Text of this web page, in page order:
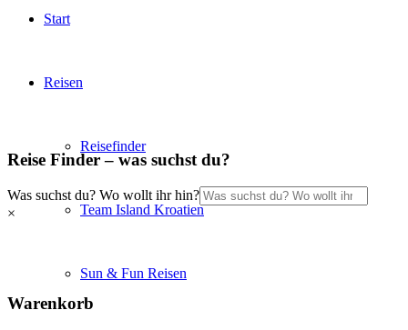
Start
Reisen
Reisefinder
Team Island Kroatien
Sun & Fun Reisen
Reise Finder – was suchst du?
Was suchst du? Wo wollt ihr hin?
×
Warenkorb